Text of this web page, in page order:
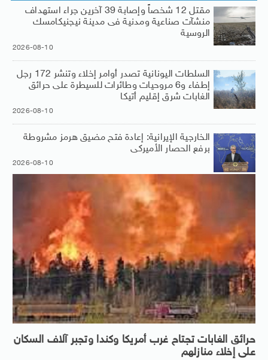
مقتل 12 شخصاً وإصابة 39 آخرين جراء استهداف
منشآت صناعية ومدنية فى مدينة نيجنيكامسك
الروسية
2026-08-10
السلطات اليونانية تصدر أوامر إخلاء وتنشر 172 رجل
إطفاء و6 مروحيات وطائرات للسيطرة على حرائق
الغابات شرق إقليم أتيكا
2026-08-10
الخارجية الإيرانية: إعادة فتح مضيق هرمز مشروطة
برفع الحصار الأميركى
2026-08-10
حرائق الغابات تجتاح غرب أمريكا وكندا وتجبر آلاف السكان
على إخلاء منازلهم